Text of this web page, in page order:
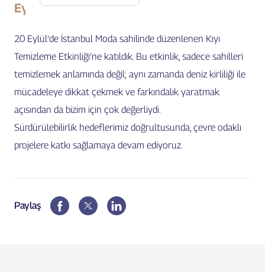
Eylül 2025
20 Eylül’de İstanbul Moda sahilinde düzenlenen Kıyı
Temizleme Etkinliği’ne katıldık. Bu etkinlik, sadece sahilleri
temizlemek anlamında değil; aynı zamanda deniz kirliliği ile
mücadeleye dikkat çekmek ve farkındalık yaratmak
açısından da bizim için çok değerliydi.
Sürdürülebilirlik hedeflerimiz doğrultusunda, çevre odaklı
projelere katkı sağlamaya devam ediyoruz.
Paylaş